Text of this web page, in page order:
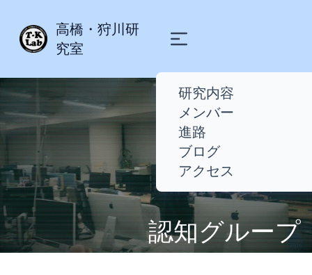
高橋・狩川研
究室
研究内容
メンバー
進路
ブログ
アクセス
認知グループ